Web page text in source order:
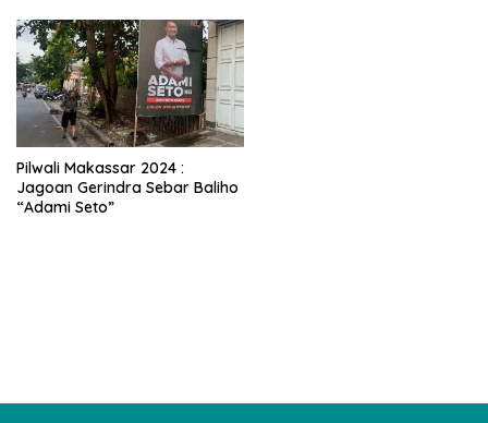
Pilwali Makassar 2024 :
Jagoan Gerindra Sebar Baliho
“Adami Seto”